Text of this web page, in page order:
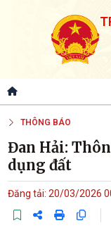
THÔNG BÁO
Đan Hải:
dụng đất
Đăng tải: 20/03/2026